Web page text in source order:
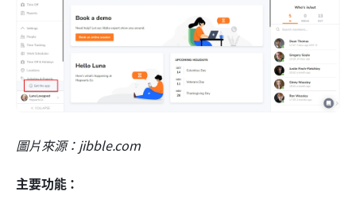
圖片來源：jibble.com
主要功能：